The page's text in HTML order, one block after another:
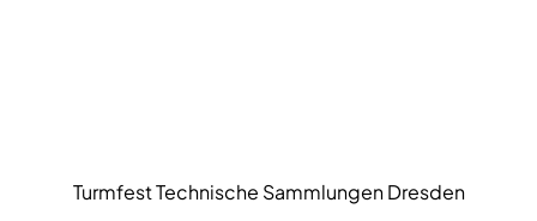
Turmfest Technische Sammlungen Dresden